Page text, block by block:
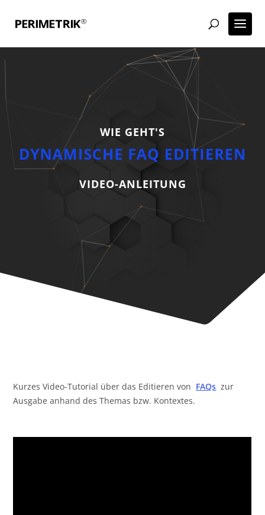
WIE GEHT'S
DYNAMISCHE FAQ EDITIEREN
VIDEO-ANLEITUNG
Kurzes Video-Tutorial über das Editieren von FAQs zur
Ausgabe anhand des Themas bzw. Kontextes.